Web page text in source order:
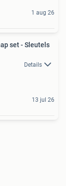
1 aug 26
set - Sleutels
Details
13 jul 26